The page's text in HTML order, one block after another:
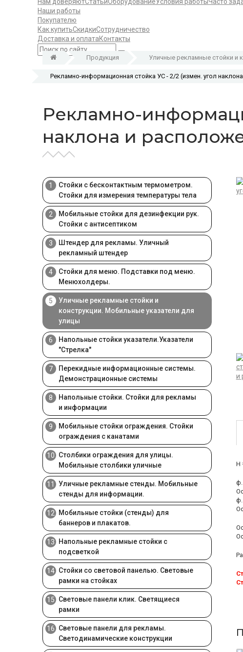
Наши работы
Покупателю
Как купитьСкидкиСотрудничество
Доставка и оплатаКонтакты
Продукция Уличные рекламные стойки и
Рекламно-информационная стойка УС - 2/2 (измен. угол
Рекламно-
наклона и
Н
ф.
ф.
1
Стойки с бесконтактным термометром.
Стойки для измерения температуры тела
2
Мобильные стойки для дезинфекции рук.
Стойки с антисептиком
3
Штендер для рекламы. Уличный
рекламный штендер
4
Стойки для меню. Подставки под меню.
Менюхолдеры.
5
Уличные рекламные стойки и
конструкции. Мобильные указатели для
улицы
6
Напольные стойки указатели.Указатели
"Стрелка"
7
Перекидные информационные системы.
Демонстрационные системы
8
Напольные стойки. Стойки для рекламы
и информации
9
Мобильные стойки ограждения. Стойки
ограждения с канатами
10
Столбики ограждения для улицы.
Мобильные столбики уличные
11
Уличные рекламные стенды. Мобильные
стенды для информации.
12
Мобильные стойки (стенды) для
баннеров и плакатов.
13
Напольные рекламные стойки с
подсветкой
14 Стойки со световой панелью. Световые
рамки на стойках
15
Световые панели клик. Светящиеся
рамки
16
Световые панели для рекламы.
Светодинамические конструкции